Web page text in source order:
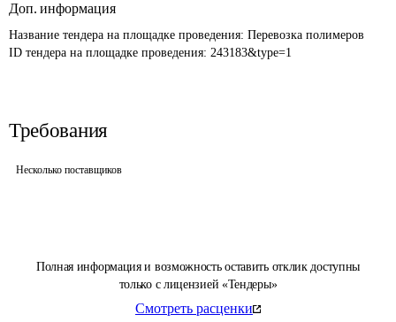
Полная информация и возможность оставить отклик доступны
только с лицензией «Тендеры»
Смотреть расценки
Доп. информация
Название тендера на площадке проведения: Перевозка полимеров
ID тендера на площадке проведения: 243183&type=1
Требования
Несколько поставщиков